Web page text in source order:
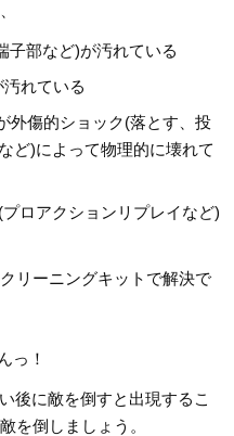
子部など)が汚れている
れている
外傷的ショック(落とす、投
ど)によって物理的に壊れて
ロアクションリプレイなど)
リーニングキットで解決で
っ！
後に敵を倒すと出現するこ
を倒しましょう。